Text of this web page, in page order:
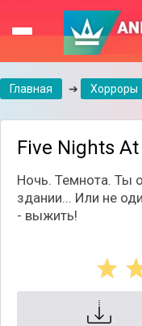
Главная ➔ Хорроры
Five Nights
Ночь. Темнота. Ты
здании... Или не
- выжить!